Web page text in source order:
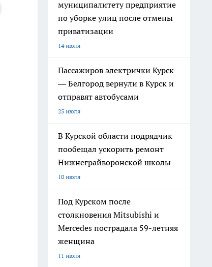
муниципалитету предприятие
по уборке улиц после отмены
приватизации
14 июля
Пассажиров электрички Курск
— Белгород вернули в Курск и
отправят автобусами
25 июля
В Курской области подрядчик
пообещал ускорить ремонт
Нижнеграйворонской школы
10 июля
Под Курском после
столкновения Mitsubishi и
Mercedes пострадала 59-летняя
женщина
11 июля